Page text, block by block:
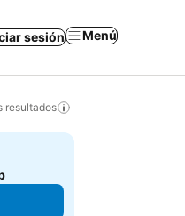
sesión Menú
resultados